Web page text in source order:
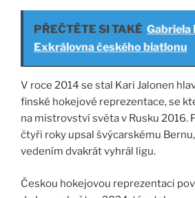
PŘEČTĚTE SI TAKÉ Gabriela
Exkrálovna českého biatlonu
V roce 2014 se stal Kari Jalonen
finské hokejové reprezentace, se
na mistrovství světa v Rusku 2016.
čtyři roky upsal švýcarskému
vedením dvakrát vyhrál ligu.
Českou hokejovou reprezentaci